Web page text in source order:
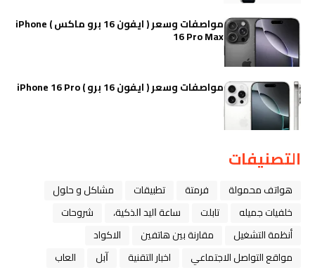
مواصفات وسعر ( ايفون 16 برو ماكس ) iPhone
16 Pro Max
مواصفات وسعر ( ايفون 16 برو ) iPhone 16 Pro
التصنيفات
هواتف محمولة فرمتة تطبيقات
مشاكل و حلول
خلفيات جميله
تابلت ﺳﺎﻋﺔ ﺍﻟﻴﺪ ﺍﻟﺬﻛﻴﺔ،
شروحات
أنظمة التشغيل
مقارنة بين هاتفين
الاكواد
مواقع التواصل الاجتماعي
اخبار التقنية ﺁﺑﻞ
العاب